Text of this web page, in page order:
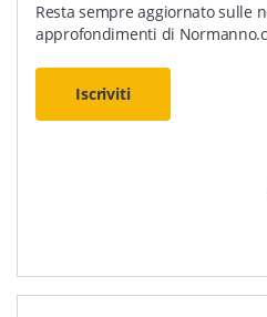
Resta sempre aggiornato sulle
approfondimenti di
Iscriviti